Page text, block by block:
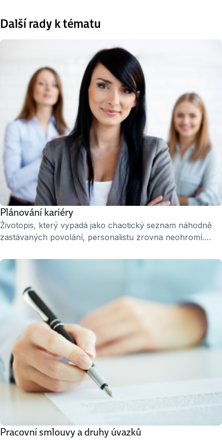
Další rady k tématu
Plánování kariéry
Životopis, který vypadá jako chaotický seznam náhodně
zastávaných povolání, personalistu zrovna neohromí.
sebe logicky navazují a doplňují se. » Prozkoumejte
nejnovější nabídky práce na Jobs.cz Co je potřeba vědět
pro plánování kariéry: Co umím? Realisticky zhodnoťte
své vzdělání, praxi, jazykové znalosti a podobně. Co pro
mne znamená …
Pracovní smlouvy a druhy úvazků